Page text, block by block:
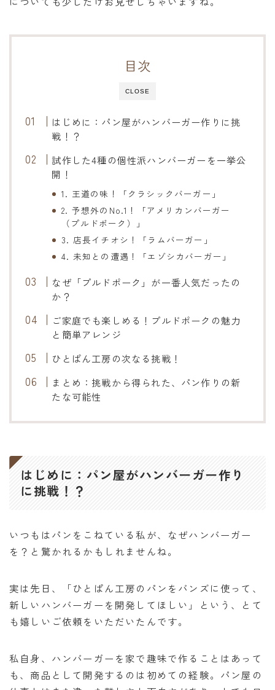
CLOSE
目次
はじめに：パン屋がハンバーガー作りに挑
戦！？
試作した4種の個性派ハンバーガーを一挙公
開！
1. 王道の味！「クラシックバーガー」
2. 予想外のNo.1！「アメリカンバーガー
（プルドポーク）」
3. 店長イチオシ！「ラムバーガー」
4. 未知との遭遇！「エゾシカバーガー」
なぜ「プルドポーク」が一番人気だったの
か？
ご家庭でも楽しめる！プルドポークの魅力
と簡単アレンジ
ひとぱん工房の次なる挑戦！
まとめ：挑戦から得られた、パン作りの新
たな可能性
はじめに：パン屋がハンバーガー作り
に挑戦！？
いつもはパンをこねている私が、なぜハンバーガー
を？と驚かれるかもしれませんね。
実は先日、「ひとぱん工房のパンをバンズに使って、
新しいハンバーガーを開発してほしい」という、とて
も嬉しいご依頼をいただいたんです。
私自身、ハンバーガーを家で趣味で作ることはあって
も、商品として開発するのは初めての経験。パン屋の